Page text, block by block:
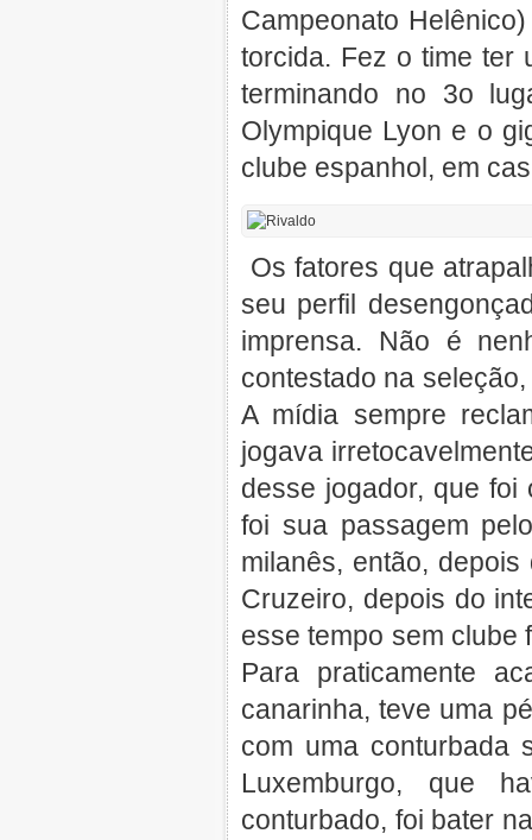
Campeonato
torcida. Fez o time ter
terminando no 3o
Olympique Lyon e o
clube espanhol, em
Os fatores que
seu perfil
imprensa. Não é
contestado na
A mídia sempre
jogava
desse jogador, que
foi sua passagem
milanês, então,
Cruzeiro, depois do
esse tempo sem clube
Para praticamente
canarinha, teve uma
com uma conturbada
Luxemburgo, que
conturbado, foi bater